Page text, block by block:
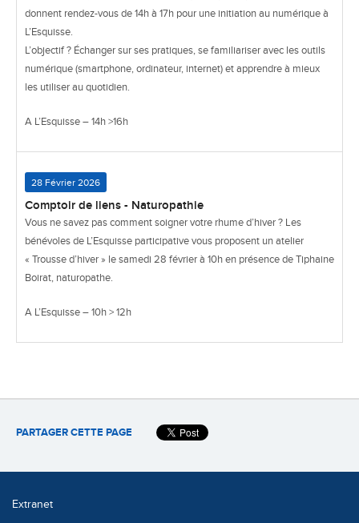
donnent rendez-vous de 14h à 17h pour une initiation au numérique à
L’Esquisse.
L’objectif ? Échanger sur ses pratiques, se familiariser avec les outils
numérique (smartphone, ordinateur, internet) et apprendre à mieux
les utiliser au quotidien.
A L’Esquisse – 14h >16h
28 Février 2026
Comptoir de liens - Naturopathie
Vous ne savez pas comment soigner votre rhume d’hiver ? Les
bénévoles de L’Esquisse participative vous proposent un atelier
« Trousse d’hiver » le samedi 28 février à 10h en présence de Tiphaine
Boirat, naturopathe.
A L’Esquisse – 10h > 12h
PARTAGER CETTE PAGE
Extranet